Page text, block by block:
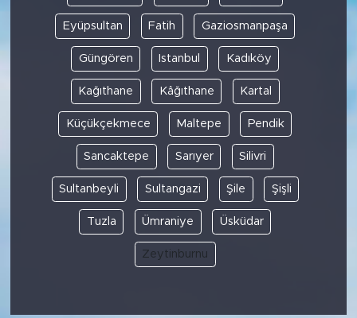
Eyüpsultan Fatih Gaziosmanpaşa
Güngören Istanbul Kadıköy
Kağıthane Kâğıthane Kartal
Küçükçekmece Maltepe Pendik
Sancaktepe Sarıyer Silivri
Sultanbeyli Sultangazi Şile Şişli
Tuzla Ümraniye Üsküdar
Zeytinburnu